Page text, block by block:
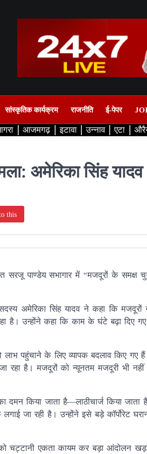
सांस्कृतिक कार्यक्रम राजनीति ई-पेपर
आजमगढ़ इटावा उन्नाव एटा
अमेरिका सिंह यादव
this
पाण्डेय सभागार में “मजदूरों के समक्ष
अमेरिका सिंह यादव ने कहा कि
है। उन्होंने कहा कि काम के घंटे बढ़ा दिए
लाभ पहुंचाने के लिए व्यापक बदलाव किए गए
रहा है। मजदूरों को न्यूनतम मजदूरी भी
किया जाता है—लाठीचार्ज किया जाता
जा रही है। उन्होंने इसे बड़े कॉर्पोरेट
चट्टानी एकता कायम कर बड़ा आंदोलन